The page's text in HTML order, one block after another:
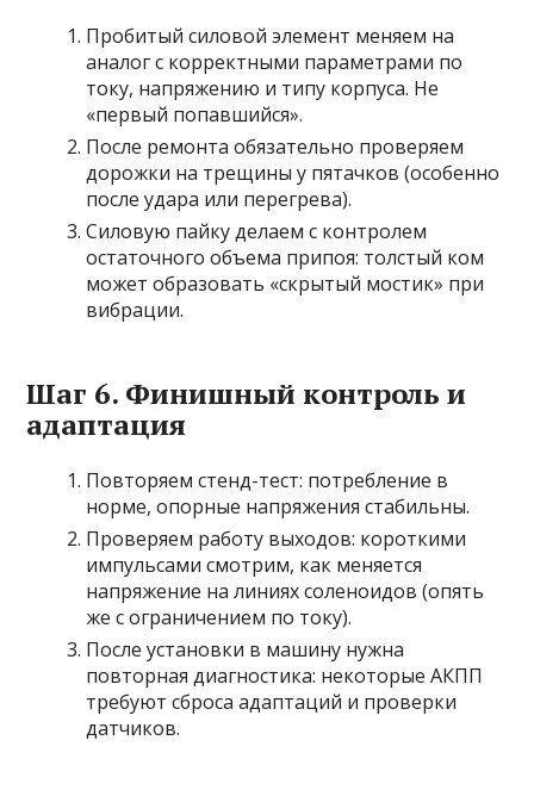
Пробитый силовой элемент меняем на
аналог с корректными параметрами по
току, напряжению и типу корпуса. Не
«первый попавшийся».
После ремонта обязательно проверяем
дорожки на трещины у пятачков (особенно
после удара или перегрева).
Силовую пайку делаем с контролем
остаточного объема припоя: толстый ком
может образовать «скрытый мостик» при
вибрации.
Шаг 6. Финишный контроль и
адаптация
Повторяем стенд-тест: потребление в
норме, опорные напряжения стабильны.
Проверяем работу выходов: короткими
импульсами смотрим, как меняется
напряжение на линиях соленоидов (опять
же с ограничением по току).
После установки в машину нужна
повторная диагностика: некоторые АКПП
требуют сброса адаптаций и проверки
датчиков.